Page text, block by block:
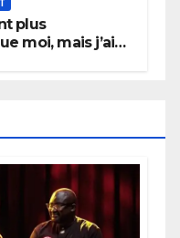
plus
moi, mais j’ai